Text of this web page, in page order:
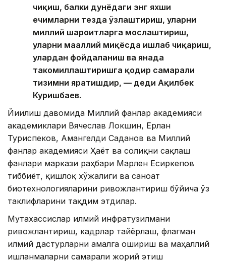
чиқиш, балки дунёдаги энг яхши
ечимларни тезда ўзлаштириш, уларни
миллий шароитларга мослаштириш,
уларни маҳаллий миқёсда ишлаб чиқариш,
улардан фойдаланиш ва янада
такомиллаштиришга қодир самарали
тизимни яратишдир, — деди Ақилбек
Куришбаев.
Йиғилиш давомида Миллий фанлар академияси
академиклари Вячеслав Локшин, Ерлан
Туриспеков, Амангелди Саданов ва Миллий
фанлар академияси Ҳаёт ва соғлиқни сақлаш
фанлари маркази раҳбари Марлен Есиркепов
тиббиёт, қишлоқ хўжалиги ва саноат
биотехнологияларини ривожлантириш бўйича ўз
таклифларини тақдим этдилар.
Мутахассислар илмий инфратузилмани
ривожлантириш, кадрлар тайёрлаш, флагман
илмий дастурларни амалга ошириш ва маҳаллий
ишланмаларни самарали жорий этиш